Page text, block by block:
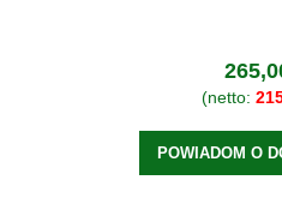
(netto:
POWIADOM O